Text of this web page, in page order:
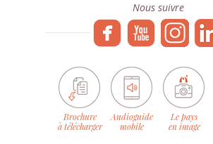
Nous suivre
Brochure
à télécharger
Audioguide
mobile
Le pays
en image